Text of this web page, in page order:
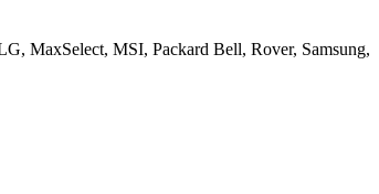
MaxSelect, MSI, Packard Bell, Rover, Samsung,